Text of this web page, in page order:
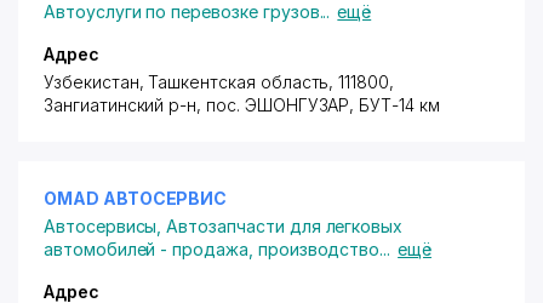
Автоуслуги по перевозке грузов... ещё
Адрес
Узбекистан, Ташкентская область, 111800,
Зангиатинский р-н, пос. ЭШОНГУЗАР, БУТ-14 км
OMAD АВТОСЕРВИС
Автосервисы ,Автозапчасти для легковых
автомобилей - продажа, производство... ещё
Адрес